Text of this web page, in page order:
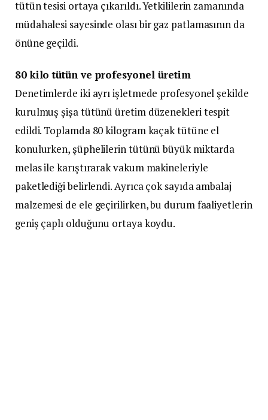
tütün tesisi ortaya çıkarıldı. Yetkililerin zamanında
müdahalesi sayesinde olası bir gaz patlamasının da
önüne geçildi.
80 kilo tütün ve profesyonel üretim
Denetimlerde iki ayrı işletmede profesyonel şekilde
kurulmuş şişa tütünü üretim düzenekleri tespit
edildi. Toplamda 80 kilogram kaçak tütüne el
konulurken, şüphelilerin tütünü büyük miktarda
melas ile karıştırarak vakum makineleriyle
paketlediği belirlendi. Ayrıca çok sayıda ambalaj
malzemesi de ele geçirilirken, bu durum faaliyetlerin
geniş çaplı olduğunu ortaya koydu.